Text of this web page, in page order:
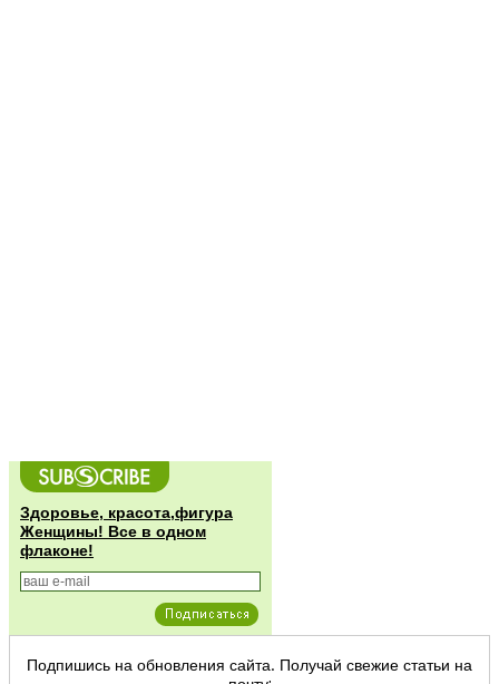
Здоровье, красота,фигура
Женщины! Все в одном
флаконе!
Подпишись на обновления сайта. Получай свежие статьи на